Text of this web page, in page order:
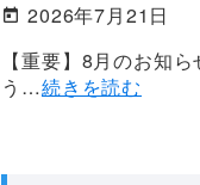
2026年7月21日
【重要】8月のお知
う…続きを読む